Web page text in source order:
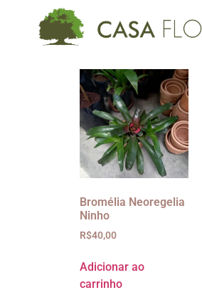
Bromélia Neoregelia
Ninho
R$40,00
Adicionar ao
carrinho